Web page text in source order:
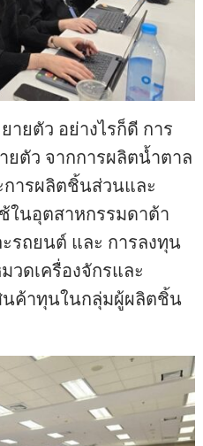
ยตัว อย่างไรก็ดี การ
ตัว จากการผลิตน้ำตาล
ารผลิตชิ้นส่วนและ
ในอุตสาหกรรมดาต้า
รถยนต์ และ การลงทุน
วดเครื่องจักรและ
ค้าทุนในกลุ่มผู้ผลิตชิ้น